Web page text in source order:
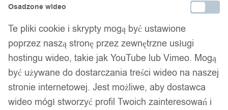
Darmowa dostawa od 90 zł
Dostawa w 24h
Zamówienia złożone do 14:00 wysyłamy tego samego dnia.
Dostawa w 24h
Zamówienia złożone do 14:00 wysyłamy tego samego dnia.
Osadzone wideo
Te pliki cookie i skrypty mogą być ustawione
poprzez naszą stronę przez zewnętrzne usługi
hostingu wideo, takie jak YouTube lub Vimeo. Mogą
być używane do dostarczania treści wideo na naszej
stronie internetowej. Jest możliwe, aby dostawca
wideo mógł stworzyć profil Twoich zainteresowań i